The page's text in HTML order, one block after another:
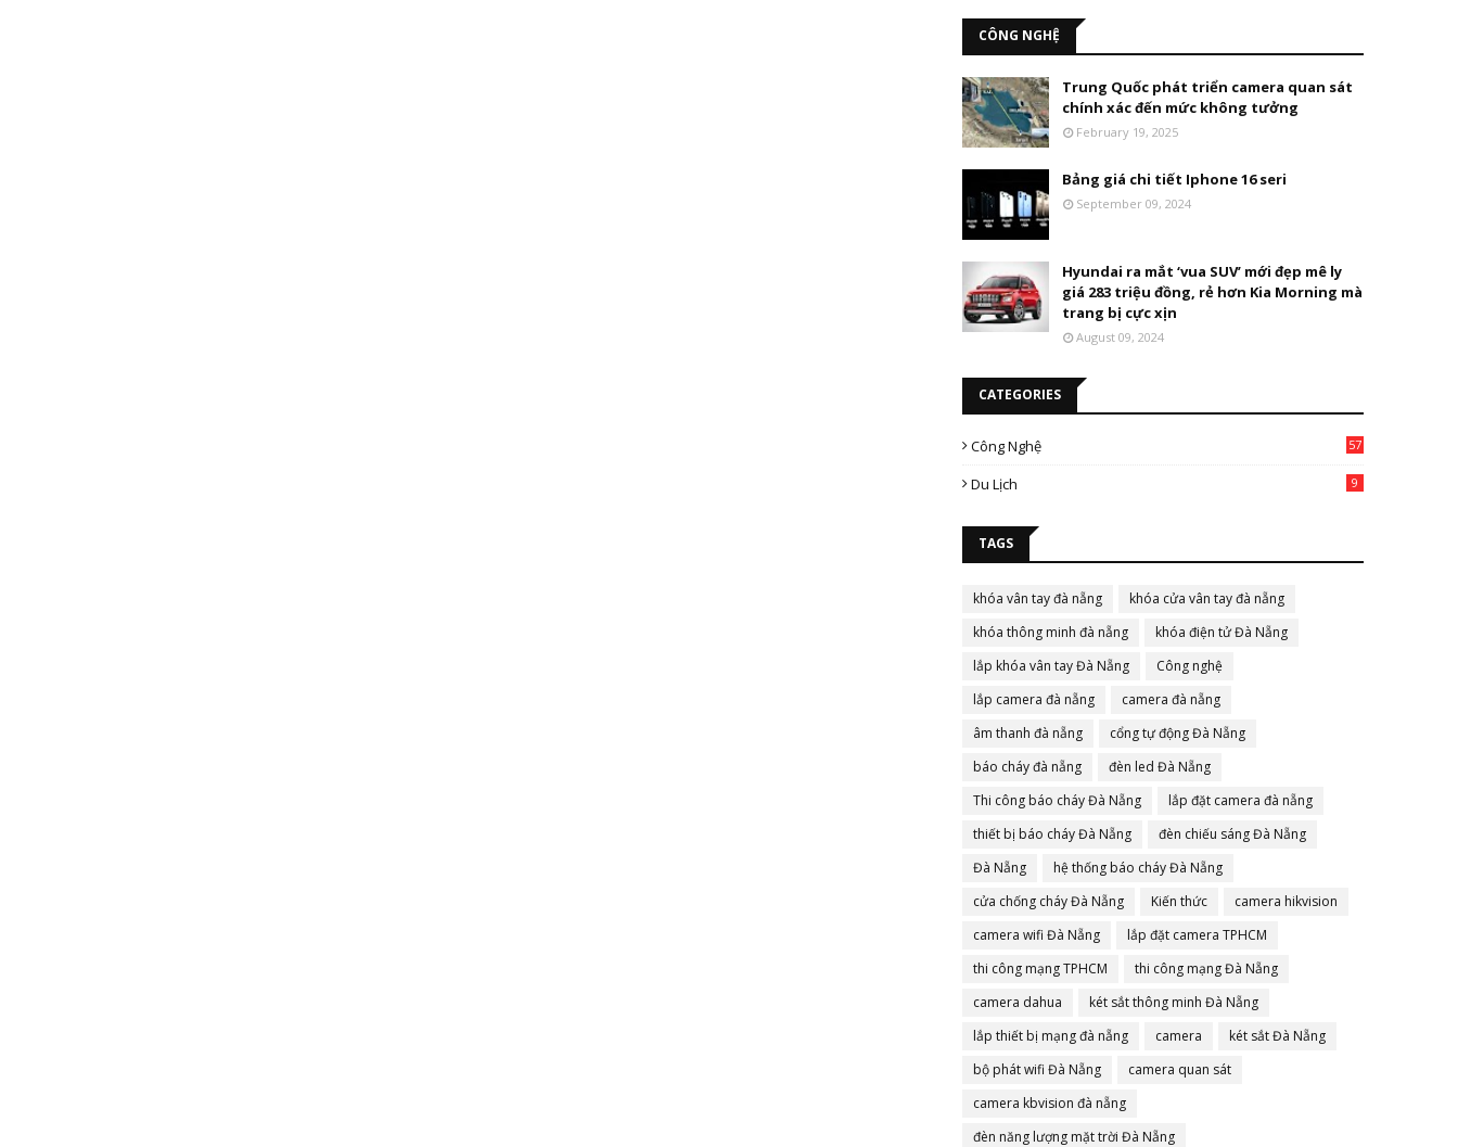
CÔNG NGHỆ
Trung Quốc phát triển camera quan sát
chính xác đến mức không tưởng
February 19, 2025
Bảng giá chi tiết Iphone 16 seri
September 09, 2024
Hyundai ra mắt ‘vua SUV’ mới đẹp mê ly
giá 283 triệu đồng, rẻ hơn Kia Morning mà
trang bị cực xịn
August 09, 2024
CATEGORIES
Công Nghệ 57
Du Lịch 9
TAGS
khóa vân tay đà nẵng
khóa cửa vân tay đà nẵng
khóa thông minh đà nẵng
khóa điện tử Đà Nẵng
lắp khóa vân tay Đà Nẵng
Công nghệ
lắp camera đà nẵng
camera đà nẵng
âm thanh đà nẵng
cổng tự động Đà Nẵng
báo cháy đà nẵng
đèn led Đà Nẵng
Thi công báo cháy Đà Nẵng
lắp đặt camera đà nẵng
thiết bị báo cháy Đà Nẵng
đèn chiếu sáng Đà Nẵng
Đà Nẵng
hệ thống báo cháy Đà Nẵng
cửa chống cháy Đà Nẵng
Kiến thức
camera hikvision
camera wifi Đà Nẵng
lắp đặt camera TPHCM
thi công mạng TPHCM
thi công mạng Đà Nẵng
camera dahua
két sắt thông minh Đà Nẵng
lắp thiết bị mạng đà nẵng
camera
két sắt Đà Nẵng
bộ phát wifi Đà Nẵng
camera quan sát
camera kbvision đà nẵng
đèn năng lượng mặt trời Đà Nẵng